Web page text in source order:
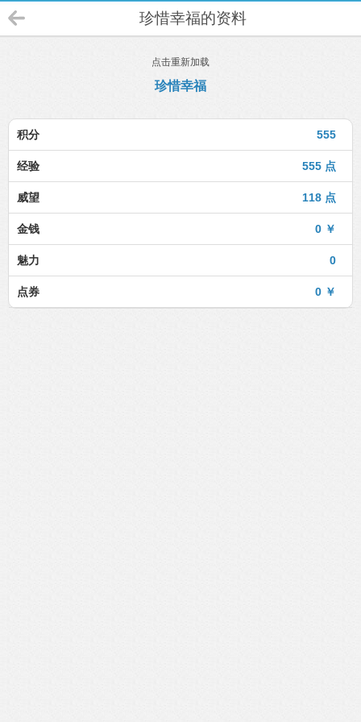
珍惜幸福的资料
点击重新加载
珍惜幸福
555
积分
555 点
经验
118 点
威望
0 ￥
金钱
0
魅力
0 ￥
点券